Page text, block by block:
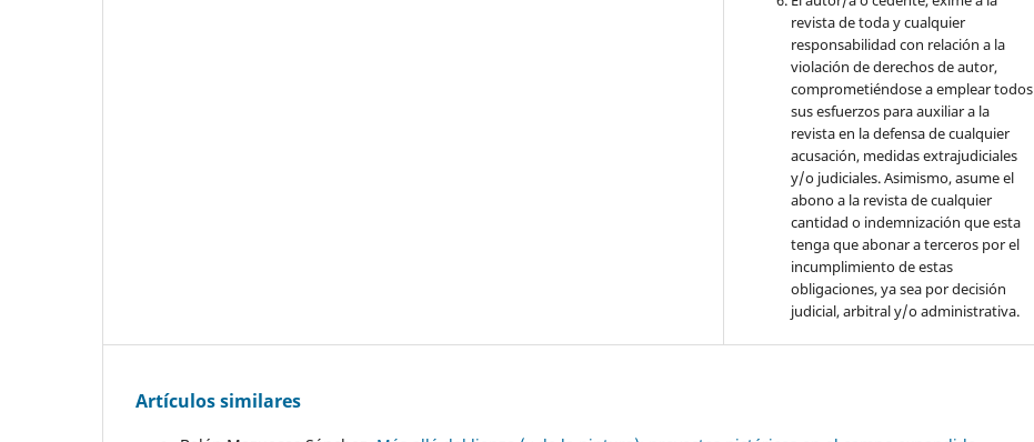
revista de toda y cualquier
responsabilidad con relación a la
violación de derechos de autor,
comprometiéndose a emplear todos
sus esfuerzos para auxiliar a la
revista en la defensa de cualquier
acusación, medidas extrajudiciales
y/o judiciales. Asimismo, asume el
abono a la revista de cualquier
cantidad o indemnización que esta
tenga que abonar a terceros por el
incumplimiento de estas
obligaciones, ya sea por decisión
judicial, arbitral y/o administrativa.
Artículos similares